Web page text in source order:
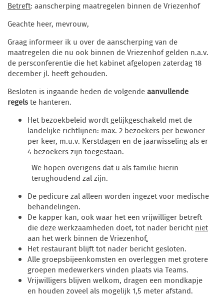
Betreft: aanscherping maatregelen binnen de Vriezenhof
Geachte heer, mevrouw,
Graag informeer ik u over de aanscherping van de
maatregelen die nu ook binnen de Vriezenhof gelden n.a.v.
de persconferentie die het kabinet afgelopen zaterdag 18
december jl. heeft gehouden.
Besloten is ingaande heden de volgendeaanvullende
regelste hanteren.
Het bezoekbeleid wordt gelijkgeschakeld met de
landelijke richtlijnen: max. 2 bezoekers per bewoner
per keer, m.u.v. Kerstdagen en de jaarwisseling als er
4 bezoekers zijn toegestaan.
We hopen overigens dat u als familie hierin
terughoudend zal zijn.
De pedicure zal alleen worden ingezet voor medische
behandelingen.
De kapper kan, ook waar het een vrijwilliger betreft
die deze werkzaamheden doet, tot nader berichtniet
aan het werk binnen de Vriezenhof.
Het restaurant blijft tot nader bericht gesloten.
Alle groepsbijeenkomsten en overleggen met grotere
groepen medewerkers vinden plaats via Teams.
Vrijwilligers blijven welkom, dragen een mondkapje
en houden zoveel als mogelijk 1,5 meter afstand.